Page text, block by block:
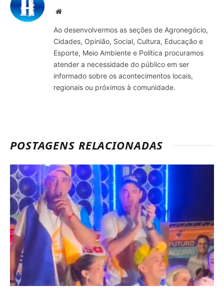
Site
Ao desenvolvermos as seções de Agronegócio,
Cidades, Opinião, Social, Cultura, Educação e
Esporte, Meio Ambiente e Política procuramos
atender a necessidade do público em ser
informado sobre os acontecimentos locais,
regionais ou próximos à comunidade.
POSTAGENS RELACIONADAS